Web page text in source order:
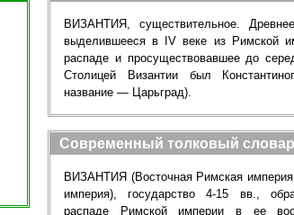
ВИЗАНТИЯ, существительное. Древнее
выделившееся в IV веке из Римской
распаде и просуществовавшее до
Столицей Византии был
название — Царьград).
Современный толковый
ВИЗАНТИЯ (Восточная Римская
империя), государство 4-15 вв.,
распаде Римской империи в ее